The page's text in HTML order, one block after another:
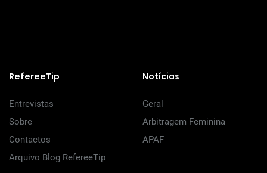
RefereeTip
Entrevistas
Sobre
Contactos
Arquivo Blog RefereeTip
Notícias
Geral
Arbitragem Feminina
APAF